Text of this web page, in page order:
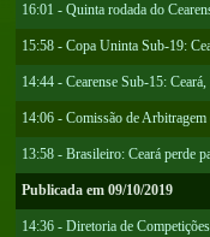
16:01 - Quinta rodada do
15:58 - Copa Uninta Sub-19:
14:44 - Cearense Sub-15:
14:06 - Comissão de
13:58 - Brasileiro: Ceará perde
Publicada em 09/10/2019
14:36 - Diretoria de